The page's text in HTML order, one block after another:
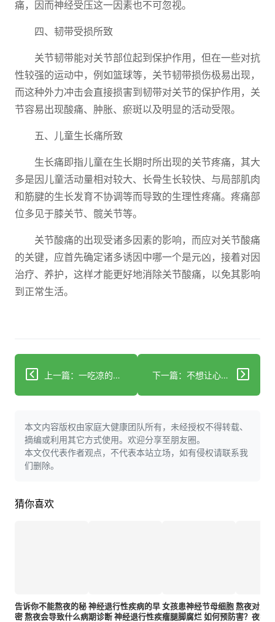
痛，因而神经受压这一因素也不可忽视。
四、韧带受损所致
关节韧带能对关节部位起到保护作用，但在一些对抗
性较强的运动中，例如篮球等，关节韧带损伤极易出现，
而这种外力冲击会直接损害到韧带对关节的保护作用，关
节容易出现酸痛、肿胀、瘀斑以及明显的活动受限。
五、儿童生长痛所致
生长痛即指儿童在生长期时所出现的关节疼痛，其大
多是因儿童活动量相对较大、长骨生长较快、与局部肌肉
和筋腱的生长发育不协调等而导致的生理性疼痛。疼痛部
位多见于膝关节、髋关节等。
关节酸痛的出现受诸多因素的影响，而应对关节酸痛
的关键，应首先确定诸多诱因中哪一个是元凶，接着对因
治疗、养护，这样才能更好地消除关节酸痛，以免其影响
到正常生活。
上一篇：一吃凉的肚子就难受 到底是什么原因造成 下一篇：不想让心脑血管疾病找上门 控制血脂最关健
本文内容版权由家庭大健康团队所有，未经授权不得转载、
摘编或利用其它方式使用。欢迎分享至朋友圈。
本文仅代表作者观点，不代表本站立场，如有侵权请联系我
们删除。
猜你喜欢
告诉你不能熬夜的秘
密 熬夜会导致什么病
神经退行性疾病的早
期诊断 神经退行性疾
女孩患神经节母细胞
瘤腿脚腐烂 如何预防
熬夜对身
害？夜猫